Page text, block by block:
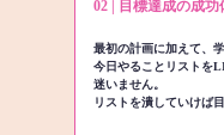
02 | 目標達成の成
最初の計画に加えて、
今日やることリストを
迷いません。
リストを潰していけば